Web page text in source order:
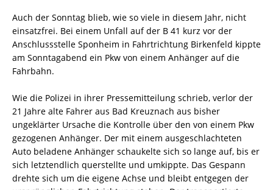
Auch der Sonntag blieb, wie so viele in diesem Jahr, nicht
einsatzfrei. Bei einem Unfall auf der B 41 kurz vor der
Anschlussstelle Sponheim in Fahrtrichtung Birkenfeld kippte
am Sonntagabend ein Pkw von einem Anhänger auf die
Fahrbahn.
Wie die Polizei in ihrer Pressemitteilung schrieb, verlor der
21 Jahre alte Fahrer aus Bad Kreuznach aus bisher
ungeklärter Ursache die Kontrolle über den von einem Pkw
gezogenen Anhänger. Der mit einem ausgeschlachteten
Auto beladene Anhänger schaukelte sich so lange auf, bis er
sich letztendlich querstellte und umkippte. Das Gespann
drehte sich um die eigene Achse und bleibt entgegen der